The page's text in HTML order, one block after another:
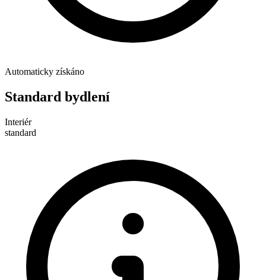
Automaticky získáno
Standard bydlení
Interiér
standard